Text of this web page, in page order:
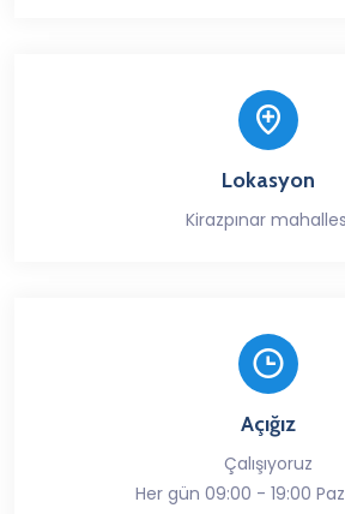
Lokasyon
Kirazpınar
Açığız
Çalışıyoruz
Her gün 09:00 - 19:00